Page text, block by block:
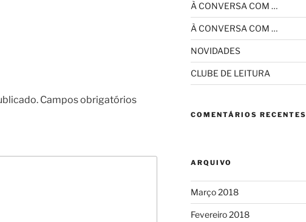
Campos obrigatórios
À CONVERSA COM …
À CONVERSA COM …
NOVIDADES
CLUBE DE LEITURA
COMENTÁRIOS RECENTES
ARQUIVO
Março 2018
Fevereiro 2018